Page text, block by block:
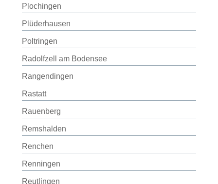
Plochingen
Plüderhausen
Poltringen
Radolfzell am Bodensee
Rangendingen
Rastatt
Rauenberg
Remshalden
Renchen
Renningen
Reutlingen